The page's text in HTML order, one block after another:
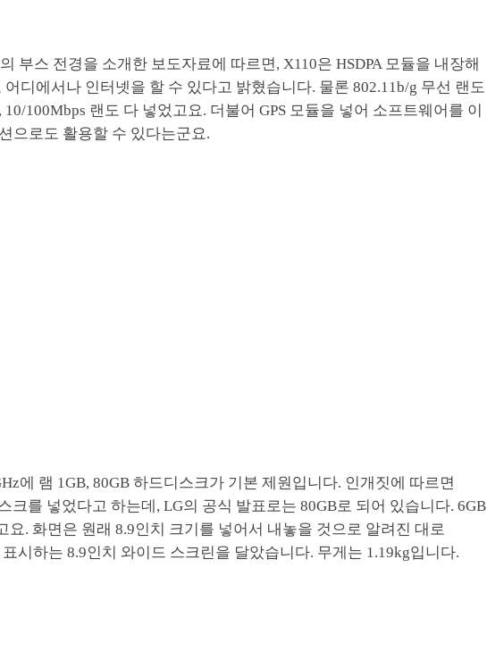
부스 전경을 소개한 보도자료에 따르면, X110은 HSDPA 모듈을 내장해
어디에서나 인터넷을 할 수 있다고 밝혔습니다. 물론 802.11b/g 무선 랜도
100Mbps 랜도 다 넣었고요. 더불어 GPS 모듈을 넣어 소프트웨어를 이
으로도 활용할 수 있다는군요.
에 램 1GB, 80GB 하드디스크가 기본 제원입니다. 인개짓에 따르면
크를 넣었다고 하는데, LG의 공식 발표로는 80GB로 되어 있습니다. 6GB
요. 화면은 원래 8.9인치 크기를 넣어서 내놓을 것으로 알려진 대로
시하는 8.9인치 와이드 스크린을 달았습니다. 무게는 1.19kg입니다.